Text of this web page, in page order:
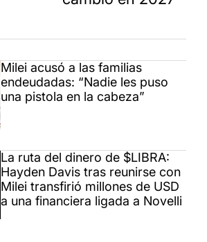
Milei acusó a las familias
endeudadas: “Nadie les puso
una pistola en la cabeza”
La ruta del dinero de $LIBRA:
Hayden Davis tras reunirse con
Milei transfirió millones de USD
a una financiera ligada a Novelli